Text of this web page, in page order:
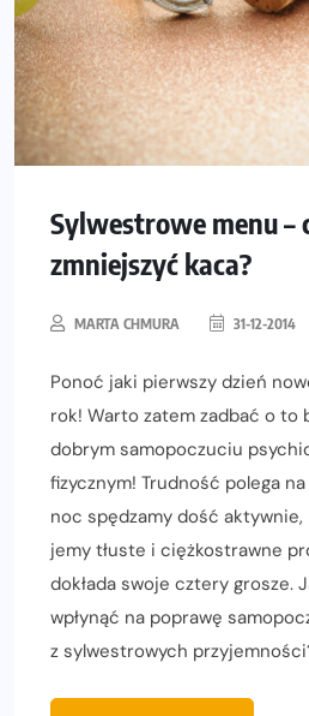
Sylwestrowe menu –
zmniejszyć kaca?
MARTA CHMURA 31-12-2014
Ponoć jaki pierwszy dzień
rok! Warto zatem zadbać o to
dobrym samopoczuciu
fizycznym! Trudność polega
noc spędzamy dość aktywnie,
jemy tłuste i ciężkostrawne
dokłada swoje cztery grosze.
wpłynąć na poprawę
z sylwestrowych